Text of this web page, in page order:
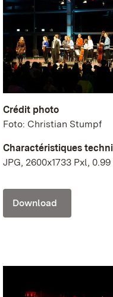
Crédit photo
Foto: Christian Stumpf
Charactéristiques
JPG, 2600x1733 Pxl, 0.99
Download